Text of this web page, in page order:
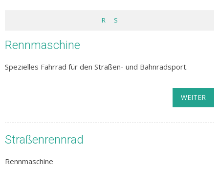
R S
Rennmaschine
Spezielles Fahrrad für den Straßen- und Bahnradsport.
WEITER
Straßenrennrad
Rennmaschine